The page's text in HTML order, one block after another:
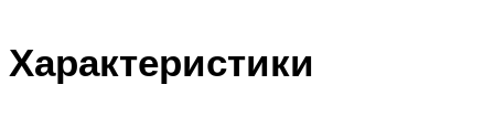
Характеристики